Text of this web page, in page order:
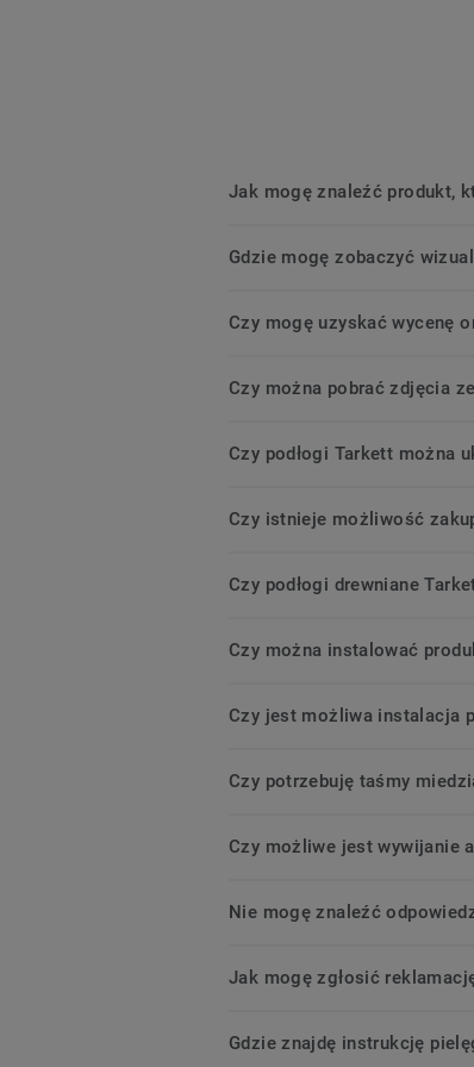
Jak mogę znaleźć produkt,
Gdzie mogę zobaczyć
Czy mogę uzyskać wycenę
Czy można pobrać zdjęcia
Czy podłogi Tarkett można
Czy istnieje możliwość
Czy podłogi drewniane
Czy można instalować
Czy jest możliwa instalacja
Czy potrzebuję taśmy
Czy możliwe jest wywijanie
Nie mogę znaleźć
Jak mogę zgłosić
Gdzie znajdę instrukcję